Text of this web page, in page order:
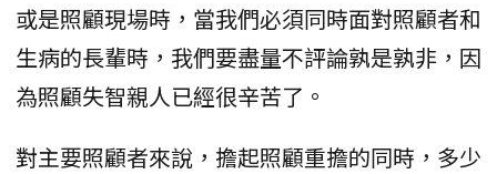
或是照顧現場時，當我們必須同時面對照顧者和
生病的長輩時，我們要盡量不評論孰是孰非，因
為照顧失智親人已經很辛苦了。
對主要照顧者來說，擔起照顧重擔的同時，多少